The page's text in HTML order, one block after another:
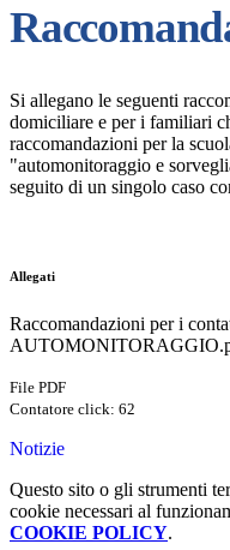
Si allegano le seguenti
domiciliare e per i familiari
raccomandazioni per la
"automonitoraggio e
seguito di un singolo caso
Allegati
Raccomandazioni per i
File PDF
Contatore click: 62
Notizie
Questo sito o gli strumenti
cookie necessari al
COOKIE POLICY.